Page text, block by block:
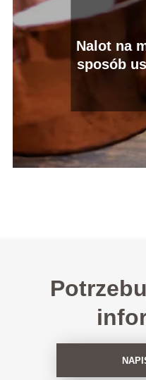
Nalot na
sposób